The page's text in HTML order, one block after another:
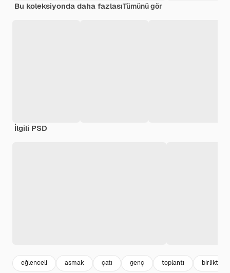
Bu koleksiyonda daha fazlasıTümünü gör
İlgili PSD
eğlenceli asmak çatı genç toplantı birlikte